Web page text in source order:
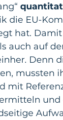
die EU-
hat.
auch auf
Denn
mussten
mit